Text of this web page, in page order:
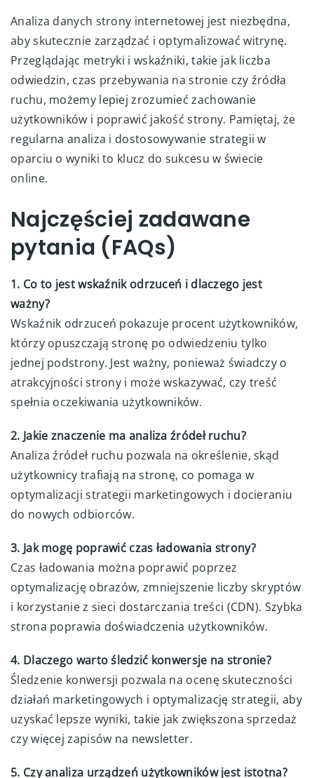
Analiza danych strony internetowej jest niezbędna,
aby skutecznie zarządzać i optymalizować witrynę.
Przeglądając metryki i wskaźniki, takie jak liczba
odwiedzin, czas przebywania na stronie czy źródła
ruchu, możemy lepiej zrozumieć zachowanie
użytkowników i poprawić jakość strony. Pamiętaj, że
regularna analiza i dostosowywanie strategii w
oparciu o wyniki to klucz do sukcesu w świecie
online.
Najczęściej zadawane
pytania (FAQs)
1. Co to jest wskaźnik odrzuceń i dlaczego jest
ważny?
Wskaźnik odrzuceń pokazuje procent użytkowników,
którzy opuszczają stronę po odwiedzeniu tylko
jednej podstrony. Jest ważny, ponieważ świadczy o
atrakcyjności strony i może wskazywać, czy treść
spełnia oczekiwania użytkowników.
2. Jakie znaczenie ma analiza źródeł ruchu?
Analiza źródeł ruchu pozwala na określenie, skąd
użytkownicy trafiają na stronę, co pomaga w
optymalizacji strategii marketingowych i docieraniu
do nowych odbiorców.
3. Jak mogę poprawić czas ładowania strony?
Czas ładowania można poprawić poprzez
optymalizację obrazów, zmniejszenie liczby skryptów
i korzystanie z sieci dostarczania treści (CDN). Szybka
strona poprawia doświadczenia użytkowników.
4. Dlaczego warto śledzić konwersje na stronie?
Śledzenie konwersji pozwala na ocenę skuteczności
działań marketingowych i optymalizację strategii, aby
uzyskać lepsze wyniki, takie jak zwiększona sprzedaż
czy więcej zapisów na newsletter.
5. Czy analiza urządzeń użytkowników jest istotna?